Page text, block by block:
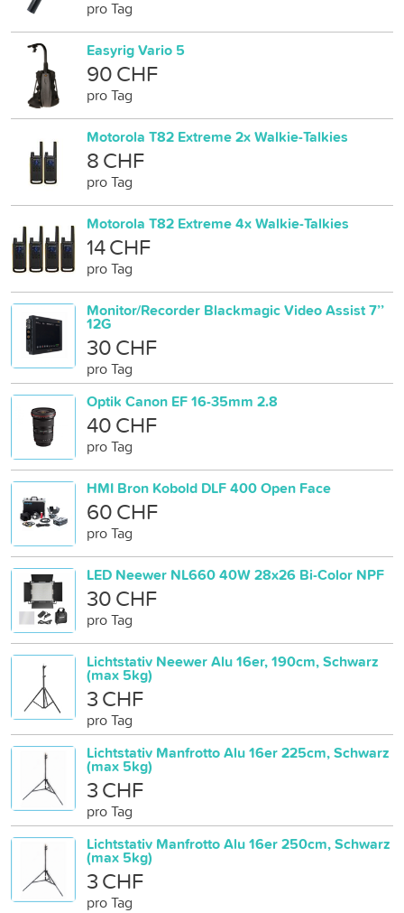
pro Tag
Easyrig Vario 5
90 CHF
pro Tag
Motorola T82 Extreme 2x Walkie-Talkies
8 CHF
pro Tag
Motorola T82 Extreme 4x Walkie-Talkies
14 CHF
pro Tag
Monitor/Recorder Blackmagic Video Assist 7’’
12G
30 CHF
pro Tag
Optik Canon EF 16-35mm 2.8
40 CHF
pro Tag
HMI Bron Kobold DLF 400 Open Face
60 CHF
pro Tag
LED Neewer NL660 40W 28x26 Bi-Color NPF
30 CHF
pro Tag
Lichtstativ Neewer Alu 16er, 190cm, Schwarz
(max 5kg)
3 CHF
pro Tag
Lichtstativ Manfrotto Alu 16er 225cm, Schwarz
(max 5kg)
3 CHF
pro Tag
Lichtstativ Manfrotto Alu 16er 250cm, Schwarz
(max 5kg)
3 CHF
pro Tag